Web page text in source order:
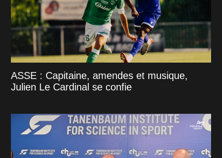
ASSE : Capitaine, amendes et musique,
Julien Le Cardinal se confie